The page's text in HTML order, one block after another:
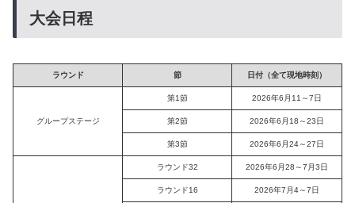
大会日程
ラウンド 節 日付（全て現地時刻）
グループステージ
第1節 2026年6月11～7日
第2節 2026年6月18～23日
第3節 2026年6月24～27日
ラウンド32 2026年6月28～7月3日
ラウンド16 2026年7月4～7日